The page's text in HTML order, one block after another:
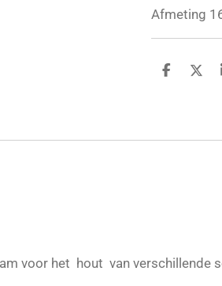
Afmeting
D
D
voor het hout van